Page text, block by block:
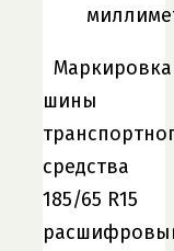
Маркировка
шины
средства
185/65 R15